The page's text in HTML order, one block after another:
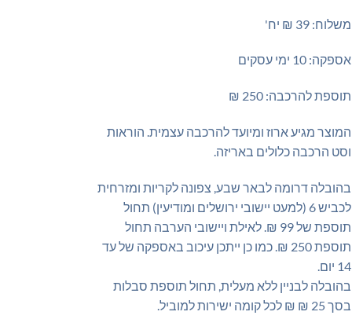
משלוח: 39 ₪ יח'
אספקה: 10 ימי עסקים
תוספת להרכבה: 250 ₪
המוצר מגיע ארוז ומיועד להרכבה עצמית. הוראות
וסט הרכבה כלולים באריזה.
בהובלה דרומה לבאר שבע, צפונה לקריות ומזרחית
לכביש 6 (למעט יישובי ירושלים ומודיעין) תחול
תוספת של 99 ₪. לאילת ויישובי הערבה תחול
תוספת 250 ₪. כמו כן ייתכן עיכוב באספקה של עד
14 יום.
בהובלה לבניין ללא מעלית, תחול תוספת סבלות
בסך 25 ₪ ₪ לכל קומה ישירות למוביל.